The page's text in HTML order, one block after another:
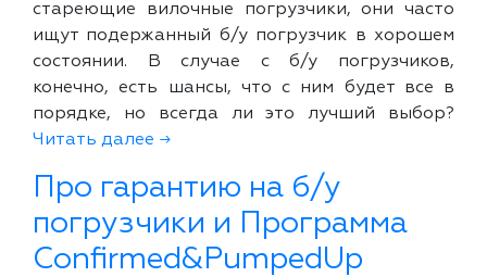
стареющие вилочные погрузчики, они часто
ищут подержанный б/у погрузчик в хорошем
состоянии. В случае с б/у погрузчиков,
конечно, есть шансы, что с ним будет все в
порядке, но всегда ли это лучший выбор?
Читать далее →
Про гарантию на б/у
погрузчики и Программа
Confirmed&PumpedUp